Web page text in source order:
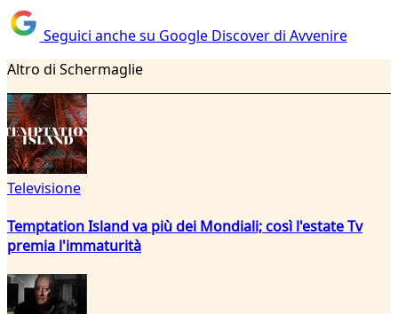
Seguici anche su Google Discover di Avvenire
Altro di Schermaglie
Televisione
Temptation Island va più dei Mondiali; così l'estate Tv
premia l'immaturità